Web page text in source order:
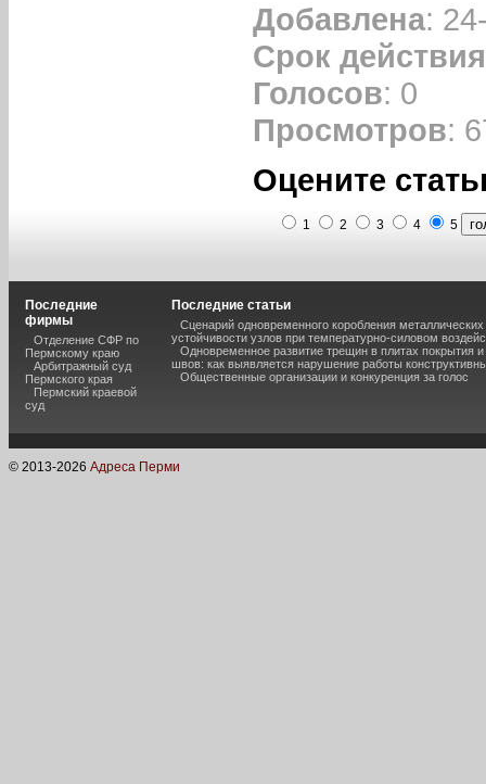
Добавлена:
Срок действия
Голосов: 0
Просмотров:
Оцените
1 2 3 4 5
Последние
фирмы
Отделение СФР по
Пермскому краю
Арбитражный суд
Пермского края
Пермский краевой
суд
Последние статьи
Сценарий одновременного коробления
устойчивости узлов при температурно-силовом
Одновременное развитие трещин в плитах покрытия
швов: как выявляется нарушение работы
Общественные организации и конкуренция за голос
© 2013-2026 Адреса Перми